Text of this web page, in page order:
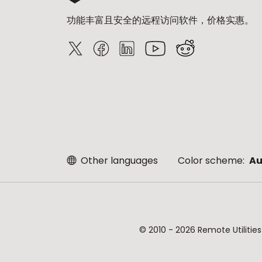
功能丰富且安全的远程访问软件，价格实惠。
Other languages Color scheme:
© 2010 - 2026 Remote Utilities